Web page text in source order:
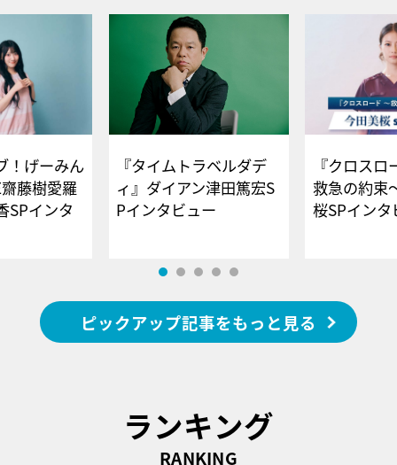
！げーみん
藤樹愛羅
SPインタ
『タイムトラベルダデ
ィ』ダイアン津田篤宏S
Pインタビュー
『クロス
救急の約束
桜SPイ
ピックアップ記事をもっと見る
ランキング
RANKING